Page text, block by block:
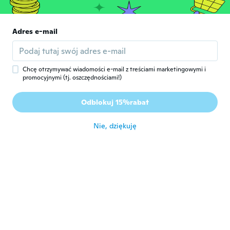
około 8 roku temu
L Lila
Rok dołączenia 2018 · 84 opinie
około 8 roku temu
D Diane
Rok dołączenia 2017 · 13 opinie
Chegou bem embalado
Adres e-mail
Chcę otrzymywać wiadomości e-mail z treściami marketingowymi i
promocyjnymi (tj. oszczędnościami!)
Odblokuj 15%rabat
Nie, dziękuję